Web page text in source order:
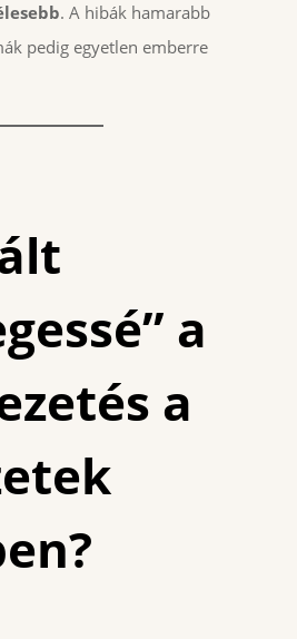
. A hibák hamarabb
pedig egyetlen emberre
a
a